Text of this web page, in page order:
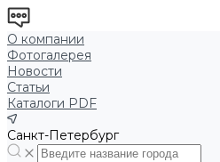
О компании
Фотогалерея
Новости
Статьи
Каталоги PDF
Санкт-Петербург